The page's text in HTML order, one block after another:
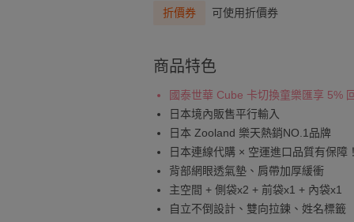
折價券 可使用折價券
商品特色
國泰世華 Cube 卡切換童樂匯享 5%
日本境內販售平行輸入
日本 Zooland 樂天熱銷NO.1品牌
日本連線代購 × 空運進口品質有保障！
背部網眼透氣墊、肩帶加厚緩衝
主空間 + 側袋x2 + 前袋x1 + 內袋x1
自立不倒設計、雙向拉鍊、姓名標籤